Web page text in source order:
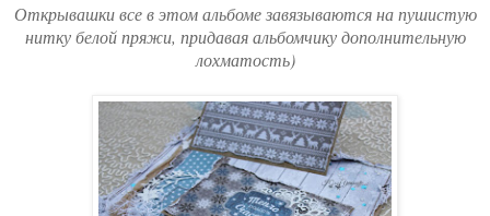
Открывашки все в этом альбоме завязываются на пушистую
нитку белой пряжи, придавая альбомчику дополнительную
лохматость)